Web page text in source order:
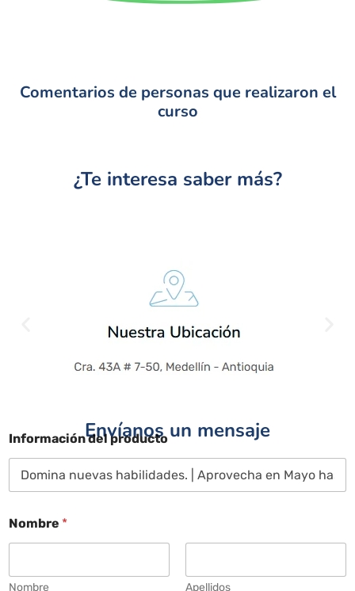
Comentarios de personas que realizaron el
curso
¿Te interesa saber más?
Envíanos un mensaje
Información del producto
Nombre *
Nombre Apellidos